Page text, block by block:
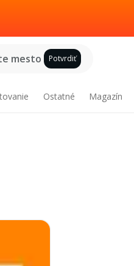
mesto Potvrdiť
Ostatné Magazín